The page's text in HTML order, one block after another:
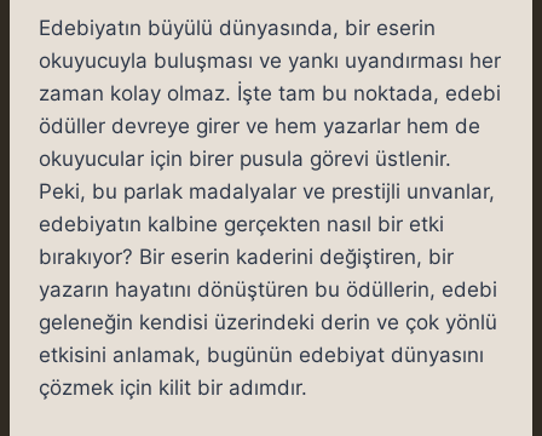
Edebiyatın büyülü dünyasında, bir eserin
okuyucuyla buluşması ve yankı uyandırması her
zaman kolay olmaz. İşte tam bu noktada, edebi
ödüller devreye girer ve hem yazarlar hem de
okuyucular için birer pusula görevi üstlenir.
Peki, bu parlak madalyalar ve prestijli unvanlar,
edebiyatın kalbine gerçekten nasıl bir etki
bırakıyor? Bir eserin kaderini değiştiren, bir
yazarın hayatını dönüştüren bu ödüllerin, edebi
geleneğin kendisi üzerindeki derin ve çok yönlü
etkisini anlamak, bugünün edebiyat dünyasını
çözmek için kilit bir adımdır.